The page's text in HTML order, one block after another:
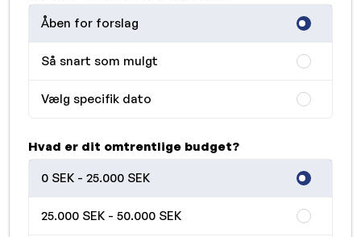
Åben for forslag
Så snart som mulgt
Vælg specifik dato
Hvad er dit omtrentlige budget?
0 SEK - 25.000 SEK
25.000 SEK - 50.000 SEK